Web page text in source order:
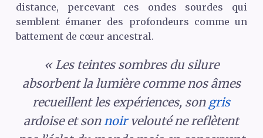
distance, percevant ces ondes sourdes qui
semblent émaner des profondeurs comme un
battement de cœur ancestral.
« Les teintes sombres du silure
absorbent la lumière comme nos âmes
recueillent les expériences, son gris
ardoise et son noirvelouté ne reflètent